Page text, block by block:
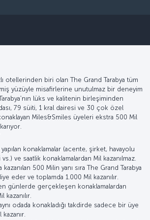
otellerinden biri olan The Grand Tarabya tüm
yüzüyle misafirlerine unutulmaz bir deneyim
lüks ve kalitenin birleşiminden
79 süiti, 1 kral dairesi ve 30 çok özel
Miles&Smiles üyeleri ekstra 500 Mil
konaklamalar (acente, şirket, havayolu
ve saatlik konaklamalardan Mil kazanılmaz.
kazanılan 500 Milin yanı sıra The Grand Tarabya
eder ve toplamda 1.000 Mil kazanılır.
günlerde gerçekleşen konaklamalardan
odada konakladığı takdirde sadece bir üye